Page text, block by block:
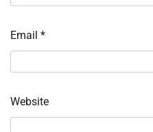
Email *
Website